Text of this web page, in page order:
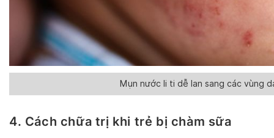
Mụn nước li ti dễ lan sang các vùng
4. Cách chữa trị khi trẻ bị chàm sữa